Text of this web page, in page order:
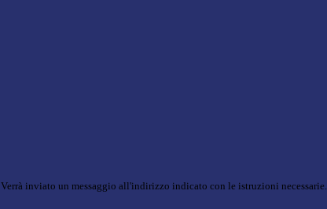
Verrà inviato un messaggio all'indirizzo indicato con le istruzioni necessarie.